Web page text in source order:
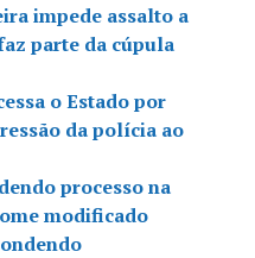
impede assalto a
parte da cúpula
o Estado por
da polícia ao
processo na
modificado